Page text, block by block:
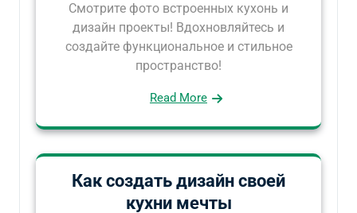
Смотрите фото встроенных кухонь и
дизайн проекты! Вдохновляйтесь и
создайте функциональное и стильное
пространство!
Read More
Как создать дизайн своей
кухни мечты